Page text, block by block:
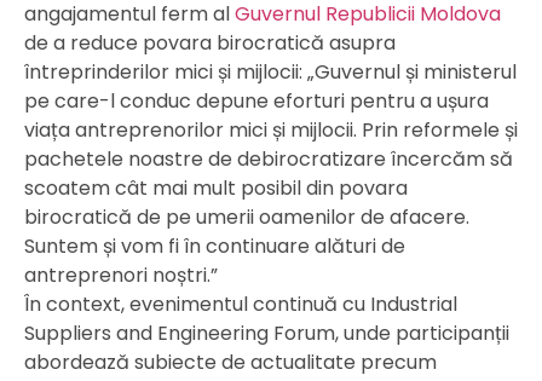
angajamentul ferm alGuvernul Republicii Moldova
de a reduce povara birocratică asupra
întreprinderilor mici și mijlocii: „Guvernul și ministerul
pe care-l conduc depune eforturi pentru a ușura
viața antreprenorilor mici și mijlocii. Prin reformele și
pachetele noastre de debirocratizare încercăm să
scoatem cât mai mult posibil din povara
birocratică de pe umerii oamenilor de afacere.
Suntem și vom fi în continuare alături de
antreprenori noștri.”
În context, evenimentul continuă cu Industrial
Suppliers and Engineering Forum, unde participanții
abordează subiecte de actualitate precum